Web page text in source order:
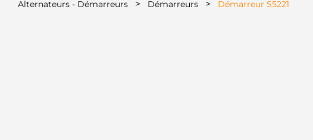
Alternateurs - Démarreurs > Démarreurs > Démarreur S5221